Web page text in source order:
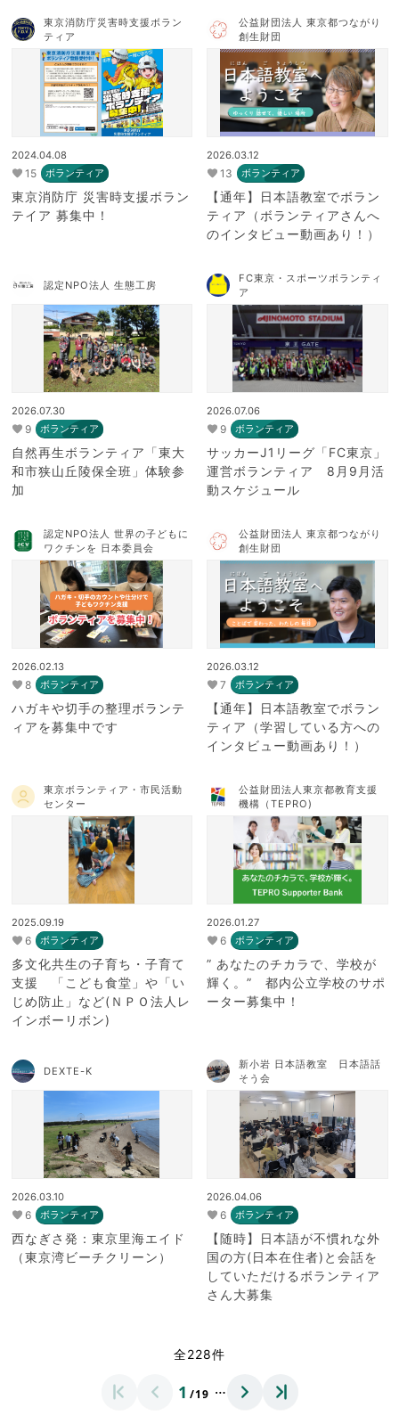
東京消防庁災害時支援ボラン
ティア
2024.04.08
15 ボランティア
東京消防庁 災害時支援ボラン
テイア 募集中！
公益財団法人 東京都つながり
創生財団
2026.03.12
13 ボランティア
【通年】日本語教室でボラン
ティア（ボランティアさんへ
のインタビュー動画あり！）
認定NPO法人 生態工房
2026.07.30
9 ボランティア
自然再生ボランティア「東大
和市狭山丘陵保全班」体験参
加
FC東京・スポーツボランティ
ア
2026.07.06
9 ボランティア
サッカーJ1リーグ「FC東京」
運営ボランティア 8月9月活
動スケジュール
認定NPO法人 世界の子どもに
ワクチンを 日本委員会
2026.02.13
8 ボランティア
ハガキや切手の整理ボランテ
ィアを募集中です
公益財団法人 東京都つながり
創生財団
2026.03.12
7 ボランティア
【通年】日本語教室でボラン
ティア（学習している方への
インタビュー動画あり！）
東京ボランティア・市民活動
センター
2025.09.19
6 ボランティア
多文化共生の子育ち・子育て
支援 「こども食堂」や「い
じめ防止」など(ＮＰＯ法人レ
インボーリボン)
公益財団法人東京都教育支援
機構（TEPRO)
2026.01.27
6 ボランティア
” あなたのチカラで、学校が
輝く。” 都内公立学校のサポ
ーター募集中！
DEXTE-K
2026.03.10
6 ボランティア
西なぎさ発：東京里海エイド
（東京湾ビーチクリーン）
新小岩 日本語教室 日本語話
そう会
2026.04.06
6 ボランティア
【随時】日本語が不慣れな外
国の方(日本在住者)と会話を
していただけるボランティア
さん大募集
全228件
1 /19 …